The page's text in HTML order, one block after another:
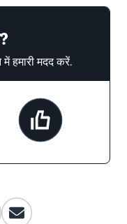
हमारी मदद करें.